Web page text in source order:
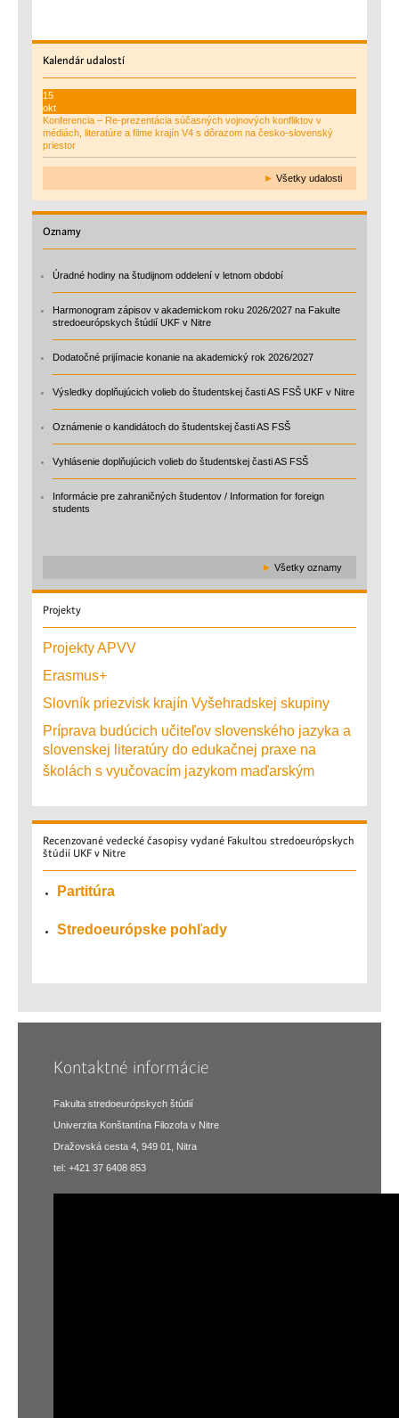
Kalendárudalostí
15
okt
Konferencia – Re-prezentácia súčasných vojnových konfliktov v
médiách, literatúre a filme krajín V4 s dôrazom na česko-slovenský
priestor
► Všetky udalosti
Oznamy
Úradné hodiny na študijnom oddelení v letnom období
Harmonogram zápisov v akademickom roku 2026/2027 na Fakulte
stredoeurópskych štúdií UKF v Nitre
Dodatočné prijímacie konanie na akademický rok 2026/2027
Výsledky doplňujúcich volieb do študentskej časti AS FSŠ UKF v Nitre
Oznámenie o kandidátoch do študentskej časti AS FSŠ
Vyhlásenie doplňujúcich volieb do študentskej časti AS FSŠ
Informácie pre zahraničných študentov / Information for foreign
students
► Všetky oznamy
Projekty
Projekty APVV
Erasmus+
Slovník priezvisk krajín Vyšehradskej skupiny
Príprava budúcich učiteľov slovenského jazyka a
slovenskej literatúry do edukačnej praxe na
školách s vyučovacím jazykom maďarským
Recenzované vedecké časopisy vydané Fakultou stredoeurópskych
štúdií UKF v Nitre
Partitúra
Stredoeurópske pohľady
Kontaktné informácie
Fakulta stredoeurópskych štúdií
Univerzita Konštantína Filozofa v Nitre
Dražovská cesta 4, 949 01, Nitra
tel: +421 37 6408 853